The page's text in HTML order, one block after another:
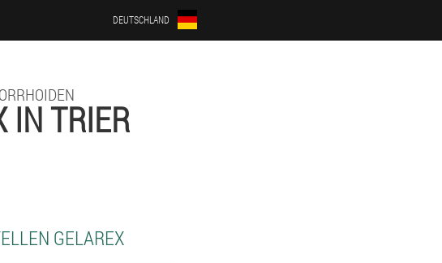
DEUTSCHLAND
IN TRIER
GELAREX